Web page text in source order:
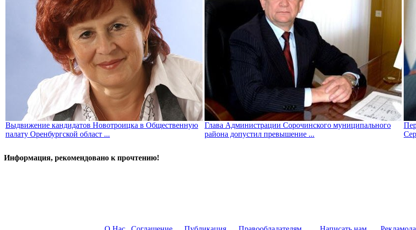
Выдвижение кандидатов Новотроицка в Общественную
палату Оренбургской област ...
Глава Администрации Сорочинского муниципального
района допустил превышение ...
Информация, рекомендовано к прочтению!